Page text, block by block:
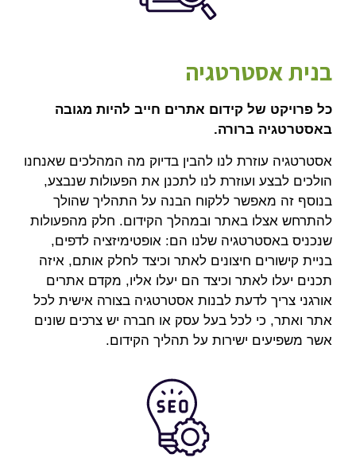
בנית אסטרטגיה
כל פרויקט של קידום אתרים חייב להיות מגובה
באסטרטגיה ברורה.
אסטרטגיה עוזרת לנו להבין בדיוק מה המהלכים שאנחנו
הולכים לבצע ועוזרת לנו לתכנן את הפעולות שנבצע,
בנוסף זה מאפשר ללקוח הבנה על התהליך שהולך
להתרחש אצלו באתר ובמהלך הקידום. חלק מהפעולות
שנכניס באסטרטגיה שלנו הם: אופטימיזציה לדפים,
בניית קישורים חיצונים לאתר וכיצד לחלק אותם, איזה
תכנים יעלו לאתר וכיצד הם יעלו אליו, מקדם אתרים
אורגני צריך לדעת לבנות אסטרטגיה בצורה אישית לכל
אתר ואתר, כי לכל בעל עסק או חברה יש צרכים שונים
אשר משפיעים ישירות על תהליך הקידום.